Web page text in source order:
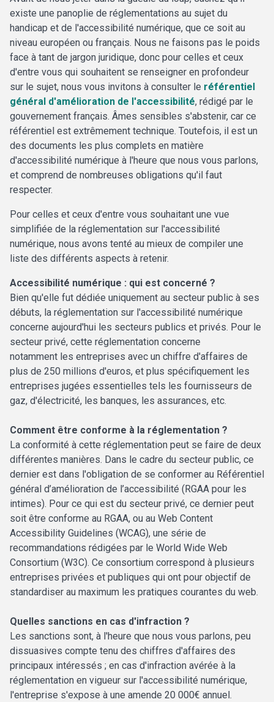
existe une panoplie de réglementations au sujet du
handicap et de l'accessibilité numérique, que ce soit au
niveau européen ou français. Nous ne faisons pas le poids
face à tant de jargon juridique, donc pour celles et ceux
d'entre vous qui souhaitent se renseigner en profondeur
sur le sujet, nous vous invitons à consulter le référentiel
général d'amélioration de l'accessibilité, rédigé par le
gouvernement français. Âmes sensibles s'abstenir, car ce
référentiel est extrêmement technique. Toutefois, il est un
des documents les plus complets en matière
d'accessibilité numérique à l'heure que nous vous parlons,
et comprend de nombreuses obligations qu'il faut
respecter.
Pour celles et ceux d'entre vous souhaitant une vue
simplifiée de la réglementation sur l'accessibilité
numérique, nous avons tenté au mieux de compiler une
liste des différents aspects à retenir.
Accessibilité numérique : qui est concerné ?
Bien qu'elle fut dédiée uniquement au secteur public à ses
débuts, la réglementation sur l'accessibilité numérique
concerne aujourd'hui les secteurs publics et privés. Pour le
secteur privé, cette réglementation concerne
notamment les entreprises avec un chiffre d'affaires de
plus de 250 millions d'euros, et plus spécifiquement les
entreprises jugées essentielles tels les fournisseurs de
gaz, d'électricité, les banques, les assurances, etc.
Comment être conforme à la réglementation ?
La conformité à cette réglementation peut se faire de deux
différentes manières. Dans le cadre du secteur public, ce
dernier est dans l'obligation de se conformer au Référentiel
général d’amélioration de l’accessibilité (RGAA pour les
intimes). Pour ce qui est du secteur privé, ce dernier peut
soit être conforme au RGAA, ou au Web Content
Accessibility Guidelines (WCAG), une série de
recommandations rédigées par le World Wide Web
Consortium (W3C). Ce consortium correspond à plusieurs
entreprises privées et publiques qui ont pour objectif de
standardiser au maximum les pratiques courantes du web.
Quelles sanctions en cas d'infraction ?
Les sanctions sont, à l'heure que nous vous parlons, peu
dissuasives compte tenu des chiffres d'affaires des
principaux intéressés ; en cas d'infraction avérée à la
réglementation en vigueur sur l'accessibilité numérique,
l'entreprise s'expose à une amende 20 000€ annuel.